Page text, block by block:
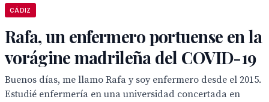
CÁDIZ
Rafa, un enfermero portuense en la
vorágine madrileña del COVID-19
Buenos días, me llamo Rafa y soy enfermero desde el 2015.
Estudié enfermería en una universidad concertada en